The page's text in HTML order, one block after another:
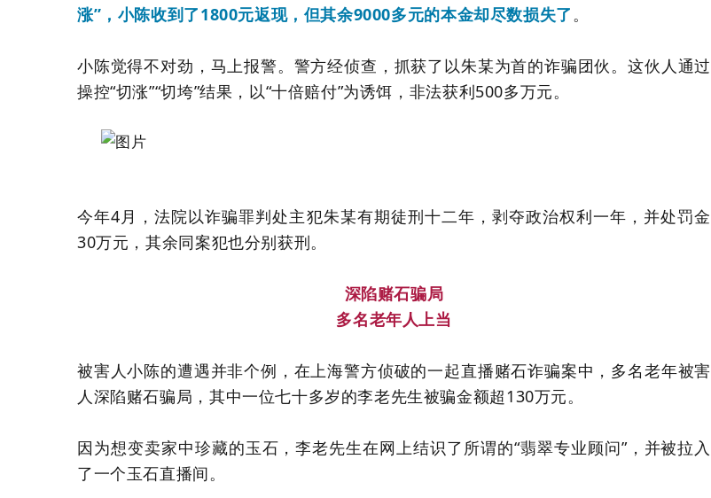
涨”，小陈收到了1800元返现，但其余9000多元的本金却尽数损失了。
小陈觉得不对劲，马上报警。警方经侦查，抓获了以朱某为首的诈骗团伙。这伙人通过
操控“切涨”“切垮”结果，以“十倍赔付”为诱饵，非法获利500多万元。
今年4月，法院以诈骗罪判处主犯朱某有期徒刑十二年，剥夺政治权利一年，并处罚金
30万元，其余同案犯也分别获刑。
深陷赌石骗局
多名老年人上当
被害人小陈的遭遇并非个例，在上海警方侦破的一起直播赌石诈骗案中，多名老年被害
人深陷赌石骗局，其中一位七十多岁的李老先生被骗金额超130万元。
因为想变卖家中珍藏的玉石，李老先生在网上结识了所谓的“翡翠专业顾问”，并被拉入
了一个玉石直播间。